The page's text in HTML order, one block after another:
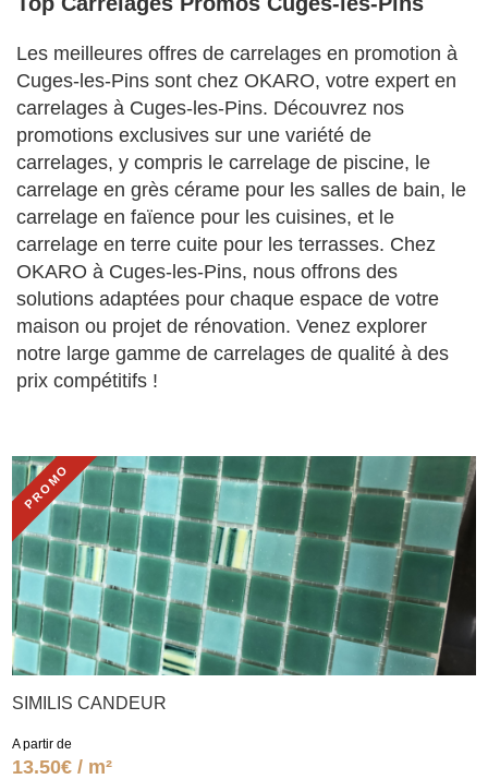
Les meilleures offres de carrelages en promotion à
Cuges-les-Pins sont chez OKARO, votre expert en
carrelages à Cuges-les-Pins. Découvrez nos
promotions exclusives sur une variété de
carrelages, y compris le carrelage de piscine, le
carrelage en grès cérame pour les salles de bain, le
carrelage en faïence pour les cuisines, et le
carrelage en terre cuite pour les terrasses. Chez
OKARO à Cuges-les-Pins, nous offrons des
solutions adaptées pour chaque espace de votre
maison ou projet de rénovation. Venez explorer
notre large gamme de carrelages de qualité à des
prix compétitifs !
PROMO
SIMILIS CANDEUR
A partir de
13.50€ / m²